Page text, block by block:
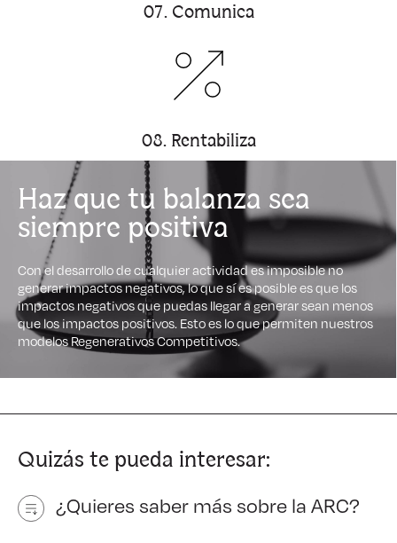
07. Comunica
08. Rentabiliza
Haz que tu balanza sea
siempre positiva
Con el desarrollo de cualquier actividad es imposible no
generar impactos negativos, lo que sí es posible es que los
impactos negativos que puedas llegar a generar sean menos
que los impactos positivos. Esto es lo que permiten nuestros
modelos Regenerativos Competitivos.
Quizás te pueda interesar:
¿Quieres saber más sobre la ARC?